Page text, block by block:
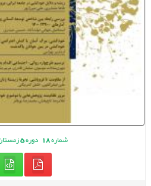
شماره18 دوره5زمستان